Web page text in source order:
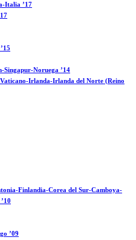
Italia ’17
Noruega ’14
Irlanda-Irlanda del Norte (Reino
Finlandia-Corea del Sur-Camboya-
’09